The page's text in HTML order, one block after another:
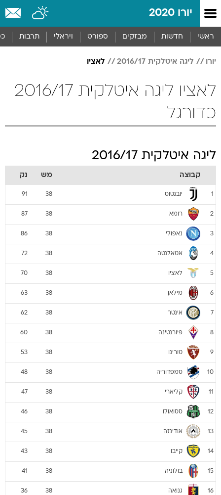
יורו 2020
ראשי חדשות מבזקים ספורט ויראלי תרבות
יורו ליגה איטלקית 2016/17 לאציו
לאציו ליגה איטלקית 2016/17
כדורגל
ליגה איטלקית 2016/17
קבוצה מש נק
1 יובנטוס 38
91
2 רומא 38
87
3 נאפולי 38
86
4 אטאלנטה 38
72
5 לאציו 38
70
6 מילאן 38
63
7 אינטר 38
62
8 פיורנטינה 38
60
9 טורינו 38
53
10 סמפדוריה 38
48
11 קליארי 38
47
12 ססואולו 38
46
13 אודינזה 38
45
14 קייבו 38
43
15 בולוניה 38
41
16 גנואה 38
36